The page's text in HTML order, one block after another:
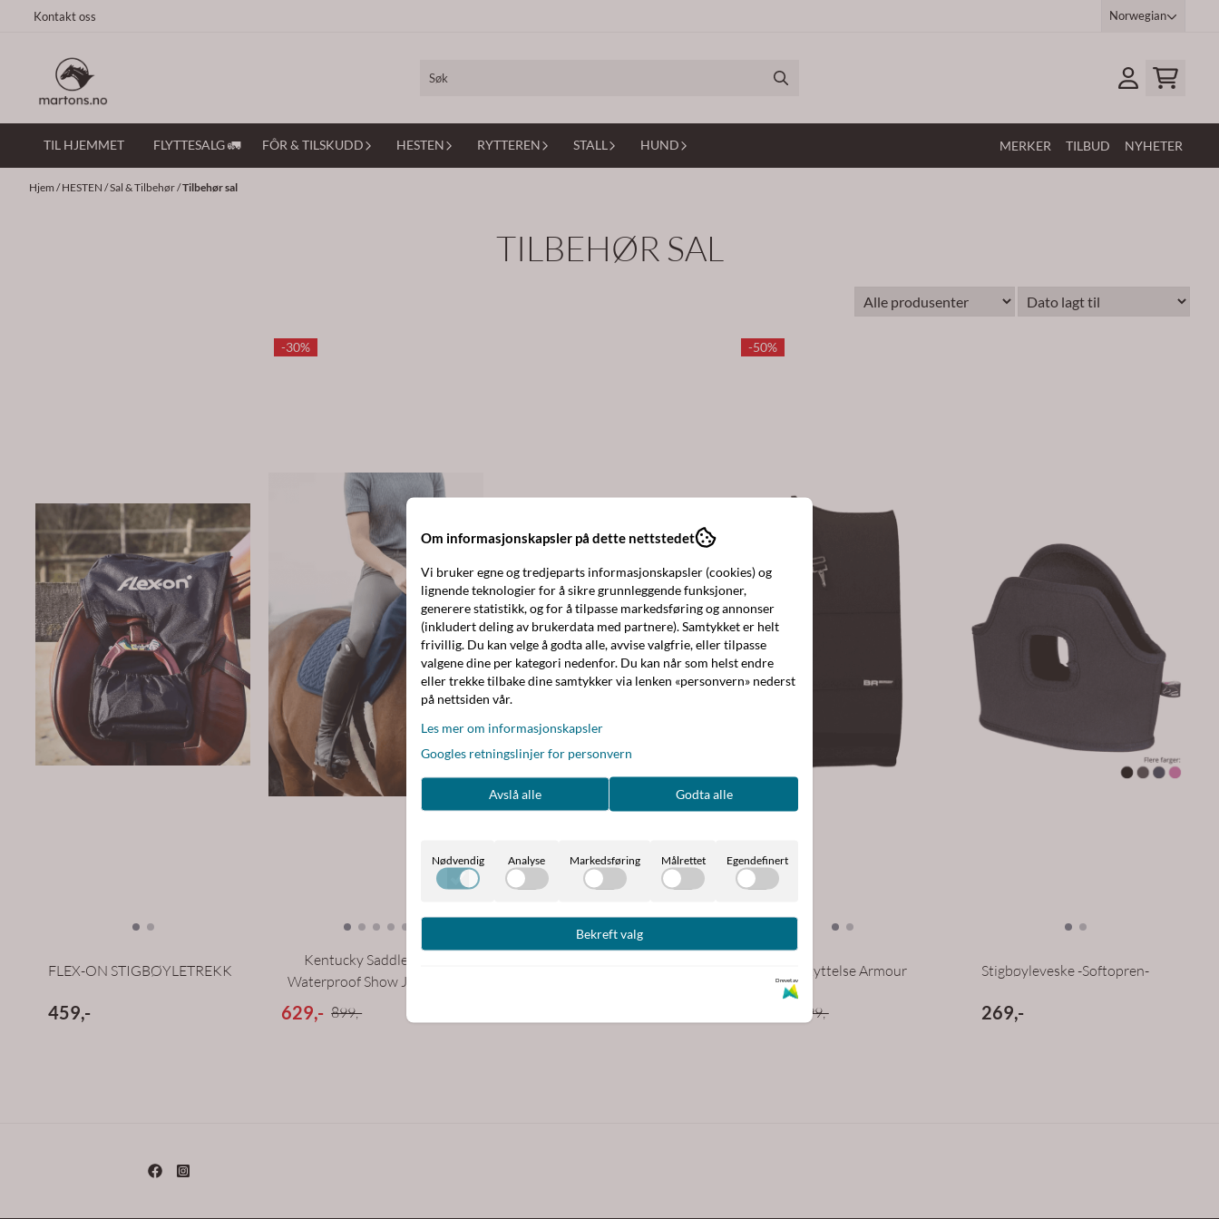
Hopp til innhold
Kontakt oss Norwegian
TIL HJEMMET FLYTTESALG 🚛 FÔR & TILSKUDD HESTEN RYTTEREN STALL HUND MERKER TILBUD NYHETER
Hjem /HESTEN /Sal & Tilbehør/Tilbehør sal
TILBEHØR SAL
FLEX-ON STIGBØYLETREKK
459,-
-30%
Kentucky Saddle Cover
Waterproof Show Jumping ...
629,- 899,-
-50%
Sporebeskyttelse Armour
899,-
Stigbøyleveske -Softopren-
269,-
Om informasjonskapsler på dette nettstedet
Vi bruker egne og tredjeparts informasjonskapsler (cookies) og
lignende teknologier for å sikre grunnleggende funksjoner,
generere statistikk, og for å tilpasse markedsføring og annonser
(inkludert deling av brukerdata med partnere). Samtykket er helt
frivillig. Du kan velge å godta alle, avvise valgfrie, eller tilpasse
valgene dine per kategori nedenfor. Du kan når som helst endre
eller trekke tilbake dine samtykker via lenken «personvern» nederst
på nettsiden vår.
Les mer om informasjonskapsler
Googles retningslinjer for personvern
Avslå alle Godta alle
Nødvendig Analyse Markedsføring Målrettet Egendefinert
Bekreft valg
Drevet av